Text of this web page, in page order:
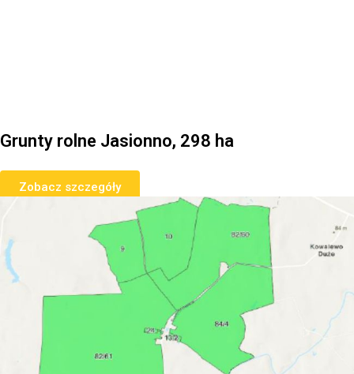
Grunty rolne Jasionno, 298 ha
Zobacz szczegóły